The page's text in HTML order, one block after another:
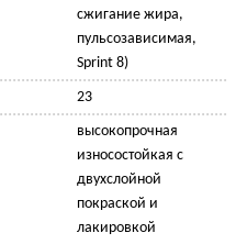
сжигание жира,
пульсозависимая,
Sprint 8)
23
высокопрочная
износостойкая с
двухслойной
покраской и
лакировкой